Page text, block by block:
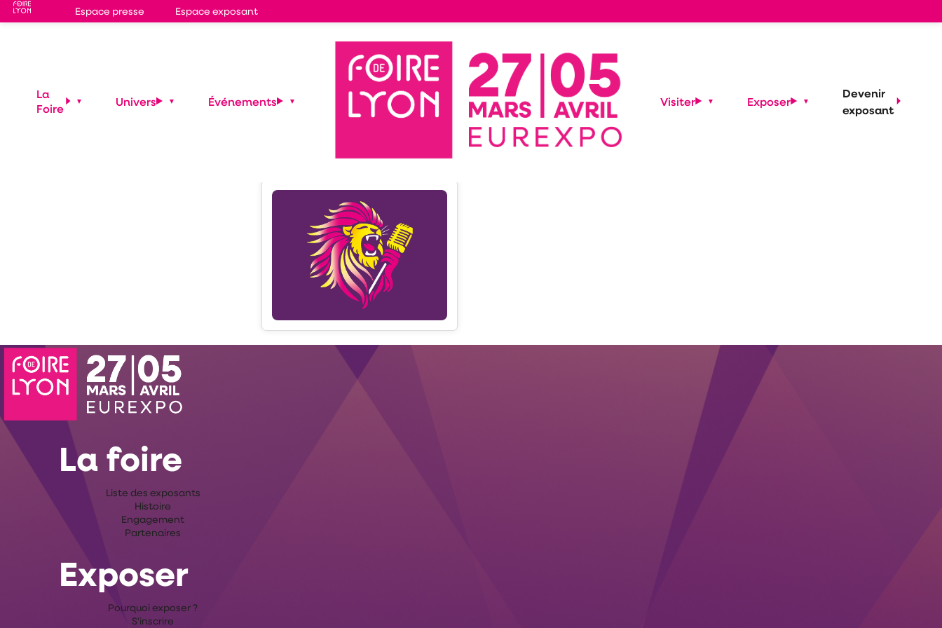
Espace presse Espace exposant
RADIO SCOOP
RADIO SCOOP
La
Foire
Univers Événements Visiter Exposer
Devenir
exposant
La foire
Liste des exposants
Histoire
Engagement
Partenaires
Exposer
Pourquoi exposer ?
S'inscrire